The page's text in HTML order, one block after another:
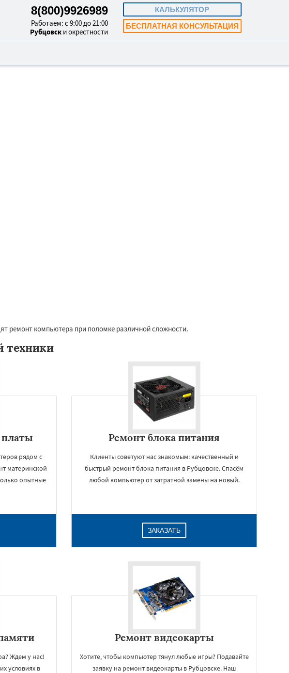
КАЛЬКУЛЯТОР
БЕСПЛАТНАЯ КОНСУЛЬТАЦИЯ
8(800)9926989
Работаем: с 9:00 до 21:00
Рубцовск и окрестности
ремонт компьютера при поломке различной сложности.
техники
рядом с
материнской
опытные
Ремонт блока питания
Клиенты советуют нас знакомым: качественный и
быстрый ремонт блока питания в Рубцовске. Спасём
любой компьютер от затратной замены на новый.
ЗАКАЗАТЬ
Ждем у нас!
условиях в
Ремонт видеокарты
Хотите, чтобы компьютер тянул любые игры? Подавайте
заявку на ремонт видеокарты в Рубцовске. Наш